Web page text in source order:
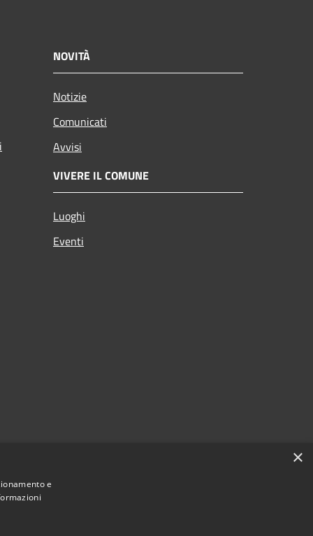
NOVITÀ
Notizie
Comunicati
Avvisi
VIVERE IL COMUNE
Luoghi
Eventi
×
e